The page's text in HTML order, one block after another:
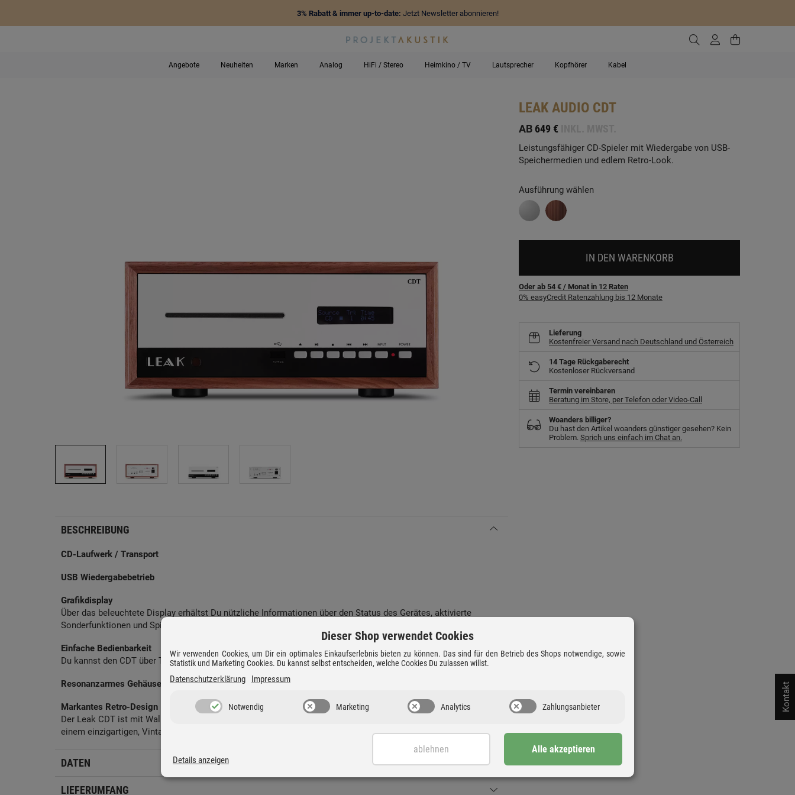
3% Rabatt & immer up-to-date: Jetzt Newsletter abonnieren!
Zur Suche gehen
ZumZum
Angebote Neuheiten Marken Analog HiFi / Stereo Heimkino / TV Lautsprecher Kopfhörer Kabel
BESCHREIBUNG
CD-Laufwerk / Transport
USB Wiedergabebetrieb
Grafikdisplay
Über das beleuchtete Display erhältst Du nützliche Informationen über den Status des Gerätes, aktivierte
Sonderfunktionen und Spieldauer.
Einfache Bedienbarkeit
Du kannst den CDT über Tasten am Gerät oder die beiliegende Fernbedienung steuern.
Resonanzarmes Gehäuse
Markantes Retro-Design
Der Leak CDT ist mit Walnuss- oder Aluminiumgehäuse erhältlich und kombiniert neueste Technologie mit
einem einzigartigen, Vintage-Design.
DATEN
LIEFERUMFANG
LEAK AUDIO CDT
AB 649 €
Leistungsfähiger CD-Spieler mit Wiedergabe von USB-
Speichermedien und edlem Retro-Look.
Ausführung wählen
IN DEN WARENKORB
Oder ab 54 € / Monat in 12 Raten
0% easyCredit Ratenzahlung bis 12 Monate
Lieferung
Kostenfreier Versand nach Deutschland und Österreich
14 Tage Rückgaberecht
Kostenloser Rückversand
Termin vereinbaren
Beratung im Store, per Telefon oder Video-Call
Woanders billiger?
Du hast den Artikel woanders günstiger gesehen? Kein
Problem. Sprich uns einfach im Chat an.
Kontakt
Dieser Shop verwendet Cookies
Wir verwenden Cookies, um Dir ein optimales Einkaufserlebnis bieten zu können. Das sind für den Betrieb des Shops notwendige, sowie
Statistik und Marketing Cookies. Du kannst selbst entscheiden, welche Cookies Du zulassen willst.
Datenschutzerklärung Impressum
Notwendig Marketing Analytics Zahlungsanbieter
Details anzeigen
ablehnen Alle akzeptieren